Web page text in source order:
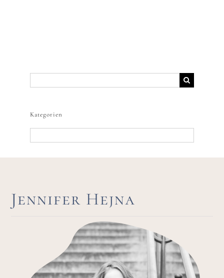
nach:
Kategorien
Jennifer Hejna